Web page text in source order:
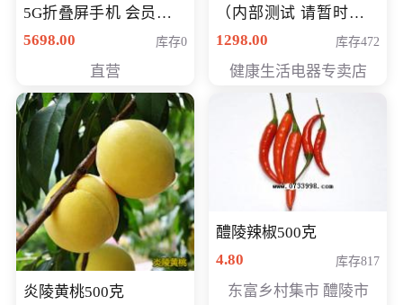
5G折叠屏手机 会员专享
购买价格 4998元
5698.00 库存0
直营
（内部测试 请暂时不要
购买）
1298.00 库存472
健康生活电器专卖店
炎陵黄桃500克
醴陵辣椒500克
4.80
库存817
东富乡村集市 醴陵市